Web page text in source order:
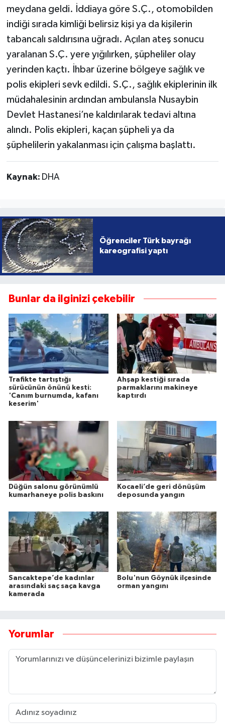
meydana geldi. İddiaya göre S.Ç., otomobilden
indiği sırada kimliği belirsiz kişi ya da kişilerin
tabancalı saldırısına uğradı. Açılan ateş sonucu
yaralanan S.Ç. yere yığılırken, şüpheliler olay
yerinden kaçtı. İhbar üzerine bölgeye sağlık ve
polis ekipleri sevk edildi. S.Ç., sağlık ekiplerinin ilk
müdahalesinin ardından ambulansla Nusaybin
Devlet Hastanesi’ne kaldırılarak tedavi altına
alındı. Polis ekipleri, kaçan şüpheli ya da
şüphelilerin yakalanması için çalışma başlattı.
Kaynak: DHA
Öğrenciler Türk bayrağı
kareografisi yaptı
Bunlar da ilginizi çekebilir
Trafikte tartıştığı
sürücünün önünü kesti:
'Canım burnumda, kafanı
keserim'
Ahşap kestiği sırada
parmaklarını makineye
kaptırdı
Düğün salonu görünümlü
kumarhaneye polis baskını
Kocaeli’de geri dönüşüm
deposunda yangın
Sancaktepe’de kadınlar
arasındaki saç saça kavga
kamerada
Bolu'nun Göynük ilçesinde
orman yangını
Yorumlar